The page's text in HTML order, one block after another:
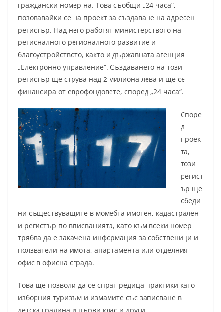
граждански номер на. Това съобщи „24 часа“,
позовавайки се на проект за създаване на адресен
регистър. Над него работят министерството на
регионалното регионалното развитие и
благоустройството, както и държавната агенция
„Електронно управление“. Създаването на този
регистър ще струва над 2 милиона лева и ще се
финансира от еврофондовете, според „24 часа“.
Споре
д
проек
та,
този
регист
ър ще
обеди
ни съществуващите в момебта имотен, кадастрален
и регистър по вписванията, като към всеки номер
трябва да е закачена информация за собственици и
ползватели на имота, апартамента или отделния
офис в офисна сграда.
Това ще позволи да се спрат редица практики като
изборния туризъм и измамите със записване в
детска градина и първи клас и други.